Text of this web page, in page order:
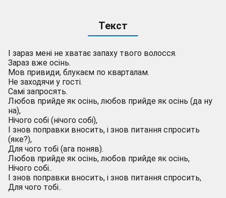
Текст
І зараз мені не хватає запаху твого волосся.
Зараз вже осінь.
Мов привиди, блукаєм по кварталам.
Не заходячи у гості.
Самі запросять.
Любов прийде як осінь, любов прийде як осінь (да ну
на),
Нічого собі (нічого собі),
І знов поправки вносить, і знов питання спросить
(яке?),
Для чого тобі (ага поняв).
Любов прийде як осінь, любов прийде як осінь,
Нічого собі..
І знов поправки вносить, і знов питання спросить,
Для чого тобі..